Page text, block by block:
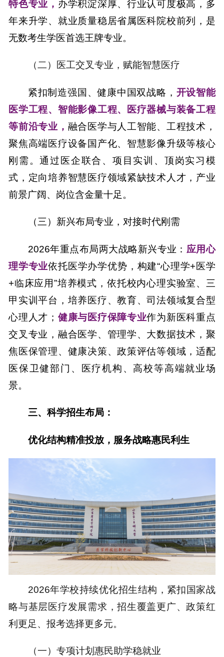
特色专业， 办学积淀深厚、行业认可度极高，多
年来升学、就业质量稳居省属医科院校前列，是
无数考生学医首选王牌专业。
（二）医工交叉专业，赋能智慧医疗
紧扣制造强国、健康中国双战略， 开设智能
医学工程、智能影像工程、医疗器械与装备工程
等前沿专业， 融合医学与人工智能、工程技术，
聚焦高端医疗设备国产化、智慧影像升级等核心
刚需。通过医企联合、项目实训、顶岗实习模
式，定向培养智慧医疗领域紧缺技术人才，产业
前景广阔、岗位含金量十足。
（三） 新兴布局专业 ，对接时代刚需
2026年重点布局两大战略新兴专业： 应用心
理学专业依托医学办学优势，构建“心理学+医学
+临床应用”培养模式，依托校内心理实验室、三
甲实训平台，培养医疗、教育、司法领域复合型
心理人才； 健康与医疗保障专业作为新医科重点
交叉专业，融合医学、管理学、大数据技术，聚
焦医保管理、健康决策、政策评估等领域，适配
医保卫健部门、医疗机构、高校等高端就业场
景。
三、科学招生布局：
优化结构精准投放，服务战略惠民利生
2026年学校持续优化招生结构，紧扣国家战
略与基层医疗发展需求，招生覆盖更广、政策红
利更足、报考选择更多元。
（一）专项计划惠民助学稳就业